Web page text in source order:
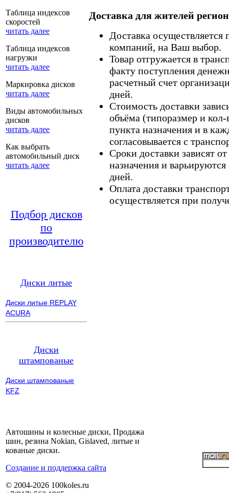
Таблица индексов
скоростей
читать далее
Таблица индексов
нагрузки
читать далее
Маркировка дисков
читать далее
Виды автомобильных
дисков
читать далее
Как выбрать
автомобильный диск
читать далее
Подбор дисков
по
производителю
Диски литые
Диски литые REPLAY
ACURA
Диски
штампованые
Диски штампованые
KFZ
Доставка для жителей
Доставка
компаний, на Ваш выбор.
Товар отгружается в
факту поступления
расчетный счет
дней.
Стоимость доставки
объёма (типоразмер и кол-
пункта назначения и в
согласовывается с
Сроки доставки зависят
назначения и
дней.
Оплата доставки
осуществляется при
Автошины и колесные диски, Продажа
шин, резина Nokian, Gislaved, литые и
кованые диски.
Cоздание и поддержка сайта
© 2004-2026 100koles.ru